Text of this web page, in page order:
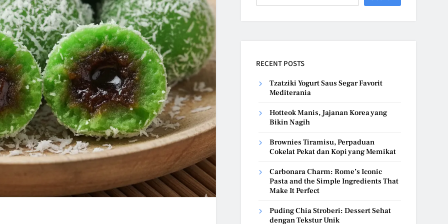
RECENT POSTS
Tzatziki Yogurt Saus Segar Favorit
Mediterania
Hotteok Manis, Jajanan Korea yang
Bikin Nagih
Brownies Tiramisu, Perpaduan
Cokelat Pekat dan Kopi yang Memikat
Carbonara Charm: Rome’s Iconic
Pasta and the Simple Ingredients That
Make It Perfect
Puding Chia Stroberi: Dessert Sehat
dengan Tekstur Unik